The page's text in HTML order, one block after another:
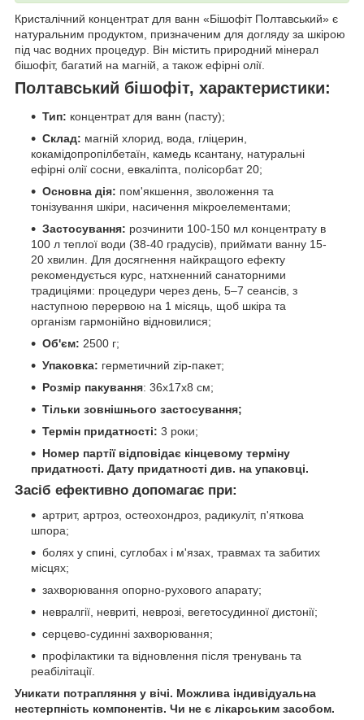
Кристалічний концентрат для ванн «Бішофіт Полтавський» є
натуральним продуктом, призначеним для догляду за шкірою
під час водних процедур. Він містить природний мінерал
бішофіт, багатий на магній, а також ефірні олії.
Полтавський бішофіт, характеристики:
Тип: концентрат для ванн (пасту);
Склад: магній хлорид, вода, гліцерин,
кокамідопропілбетаїн, камедь ксантану, натуральні
ефірні олії сосни, евкаліпта, полісорбат 20;
Основна дія: пом'якшення, зволоження та
тонізування шкіри, насичення мікроелементами;
Застосування: розчинити 100-150 мл концентрату в
100 л теплої води (38-40 градусів), приймати ванну 15-
20 хвилин. Для досягнення найкращого ефекту
рекомендується курс, натхненний санаторними
традиціями: процедури через день, 5–7 сеансів, з
наступною перервою на 1 місяць, щоб шкіра та
організм гармонійно відновилися;
Об'єм: 2500 г;
Упаковка: герметичний zip-пакет;
Розмір пакування: 36х17х8 см;
Тільки зовнішнього застосування;
Термін придатності: 3 роки;
Номер партії відповідає кінцевому терміну
придатності. Дату придатності див. на упаковці.
Засіб ефективно допомагає при:
артрит, артроз, остеохондроз, радикуліт, п'яткова
шпора;
болях у спині, суглобах і м'язах, травмах та забитих
місцях;
захворювання опорно-рухового апарату;
невралгії, невриті, неврозі, вегетосудинної дистонії;
серцево-судинні захворювання;
профілактики та відновлення після тренувань та
реабілітації.
Уникати потрапляння у вічі. Можлива індивідуальна
нестерпність компонентів. Чи не є лікарським засобом.